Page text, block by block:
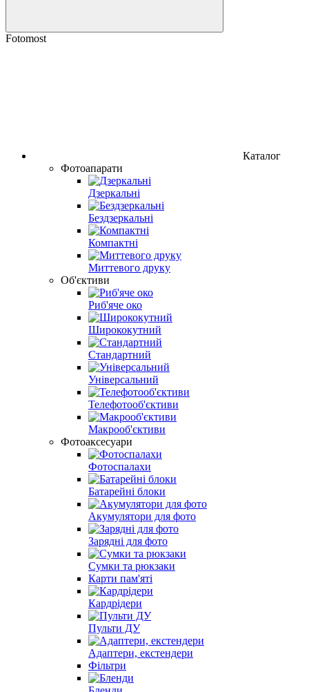
Fotomost
Каталог
Фотоапарати
Дзеркальні
Бездзеркальні
Компактні
Миттевого друку
Об'єктиви
Риб'яче око
Ширококутний
Стандартний
Універсальний
Телефотооб'єктиви
Макрооб'єктиви
Фотоаксесуари
Фотоспалахи
Батарейні блоки
Акумулятори для фото
Зарядні для фото
Сумки та рюкзаки
Карти пам'яті
Кардрідери
Пульти ДУ
Адаптери, екстендери
Фільтри